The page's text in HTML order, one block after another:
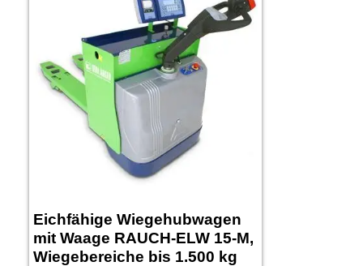
Eichfähige Wiegehubwagen
mit Waage RAUCH-ELW 15-M,
Wiegebereiche bis 1.500 kg